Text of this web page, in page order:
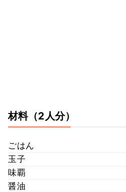
材料（2人分）
ごはん
玉子
味覇
醤油